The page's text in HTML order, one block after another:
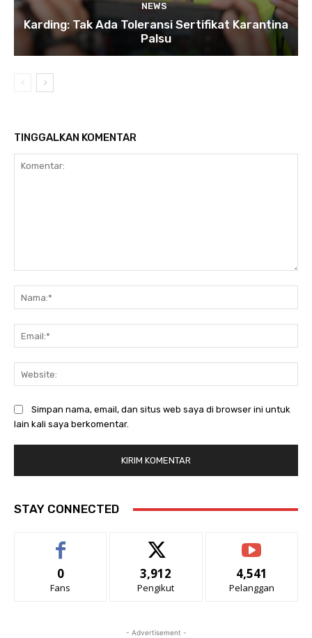
NEWS
Karding: Tak Ada Toleransi Sertifikat Karantina
Palsu
TINGGALKAN KOMENTAR
Simpan nama, email, dan situs web saya di browser ini untuk
lain kali saya berkomentar.
STAY CONNECTED
0
Fans
3,912
Pengikut
4,541
Pelanggan
- Advertisement -